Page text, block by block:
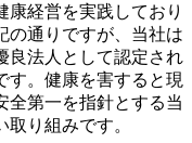
康経営を実践しており
の通りですが、当社は
良法人として認定され
す。健康を害すると現
全第一を指針とする当
り組みです。